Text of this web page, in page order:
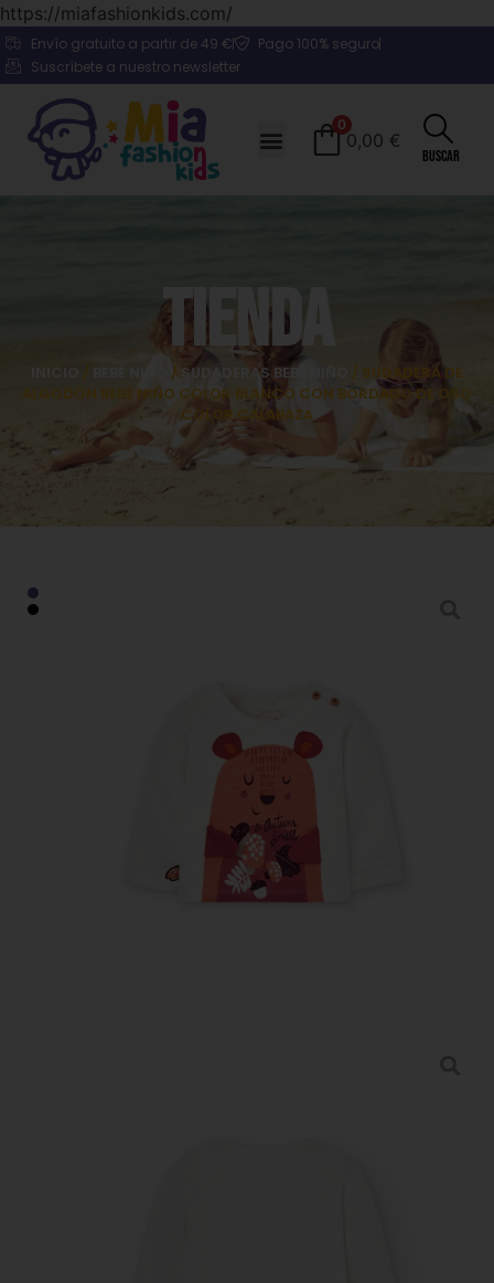
https://miafashionkids.com/
Envío gratuito a partir de 49 €
Pago 100% seguro
Suscríbete a nuestro newsletter
0
0,00 €
Buscar
Tienda
INICIO / / SUDADERAS BEBÉ NIÑO
/ SUDADERA DE
ALGODÓN BEBÉ NIÑO COLOR BLANCO CON BORDADO DE OSO
COLOR CALABAZA